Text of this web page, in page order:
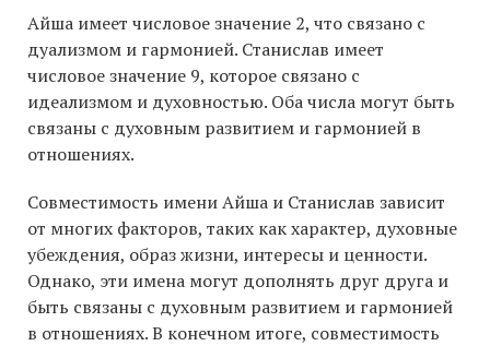
Айша имеет числовое значение 2, что связано с
дуализмом и гармонией. Станислав имеет
числовое значение 9, которое связано с
идеализмом и духовностью. Оба числа могут быть
связаны с духовным развитием и гармонией в
отношениях.
Совместимость имени Айша и Станислав зависит
от многих факторов, таких как характер, духовные
убеждения, образ жизни, интересы и ценности.
Однако, эти имена могут дополнять друг друга и
быть связаны с духовным развитием и гармонией
в отношениях. В конечном итоге, совместимость